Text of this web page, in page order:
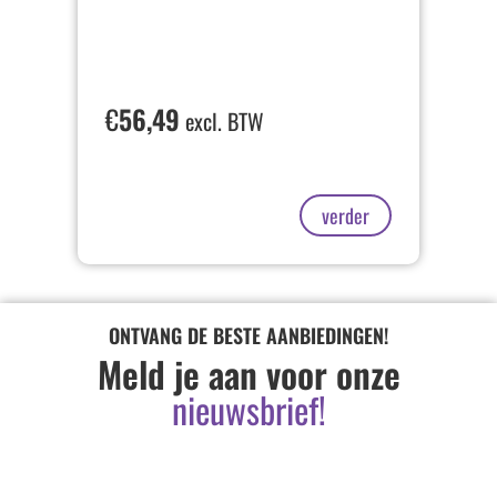
€56,49 excl. BTW
verder
ONTVANG DE BESTE AANBIEDINGEN!
Meld je aan voor onze
nieuwsbrief!